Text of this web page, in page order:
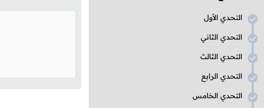
التحدي الأول
التحدي الثاني
التحدي الثالث
التحدي الرابع
التحدي الخامس